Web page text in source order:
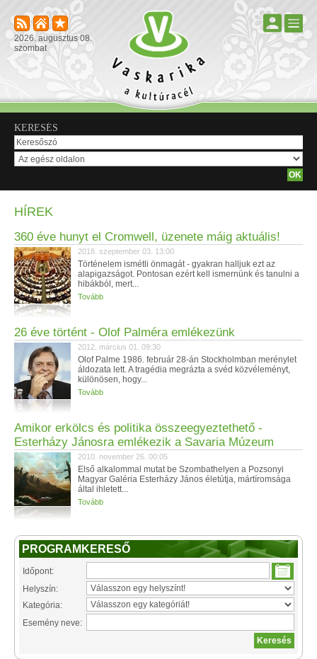
2026. augusztus 08.
szombat
KERESÉS
HÍREK
360 éve hunyt el Cromwell, üzenete máig aktuális!
2018. szeptember 03. 13:00
Történelem ismétli önmagát - gyakran halljuk ezt az
alapigazságot. Pontosan ezért kell ismernünk és tanulni a
hibákból, mert...
Tovább
26 éve történt - Olof Palméra emlékezünk
2012. március 01. 09:30
Olof Palme 1986. február 28-án Stockholmban merénylet
áldozata lett. A tragédia megrázta a svéd közvéleményt,
különösen, hogy...
Tovább
Amikor erkölcs és politika összeegyeztethető -
Esterházy Jánosra emlékezik a Savaria Múzeum
2010. november 26. 00:05
Első alkalommal mutat be Szombathelyen a Pozsonyi
Magyar Galéria Esterházy János életútja, mártíromsága
által ihletett...
Tovább
PROGRAMKERESŐ
Időpont:
Helyszín:
Kategória:
Esemény neve: